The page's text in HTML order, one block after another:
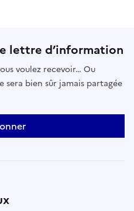
lettre d’information
voulez recevoir… Ou
sera bien sûr jamais partagée